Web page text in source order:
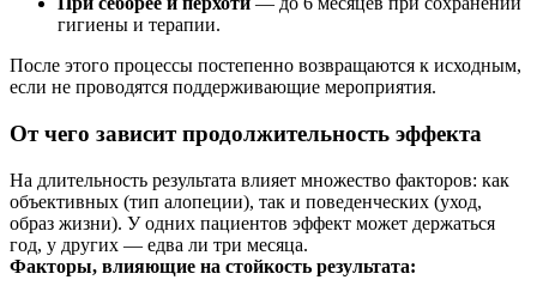
гигиены и терапии.
После этого процессы постепенно возвращаются к исходным,
если не проводятся поддерживающие мероприятия.
От чего зависит продолжительность эффекта
На длительность результата влияет множество факторов: как
объективных (тип алопеции), так и поведенческих (уход,
образ жизни). У одних пациентов эффект может держаться
год, у других — едва ли три месяца.
Факторы, влияющие на стойкость результата: